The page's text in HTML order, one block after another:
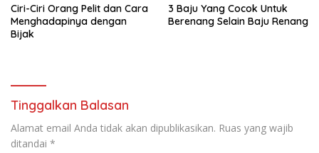
Ciri-Ciri Orang Pelit dan Cara
Menghadapinya dengan
Bijak
3 Baju Yang Cocok Untuk
Berenang Selain Baju Renang
Tinggalkan Balasan
Alamat email Anda tidak akan dipublikasikan. Ruas yang wajib
ditandai *